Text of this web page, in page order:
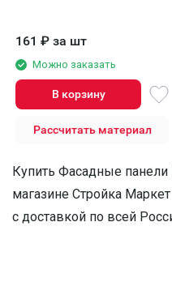
161 ₽ за шт
Можно заказать
В корзину
Рассчитать материал
Купить Фасадные панели
магазине Стройка
с доставкой по всей